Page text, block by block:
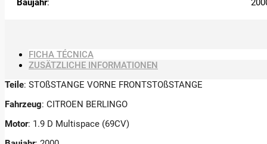
Baujahr:
FICHA TÉCNICA
ZUSÄTZLICHE INFORMATIONEN
Teile: STOßSTANGE VORNE FRONTSTOßSTANGE
Fahrzeug: CITROEN BERLINGO
Motor: 1.9 D Multispace (69CV)